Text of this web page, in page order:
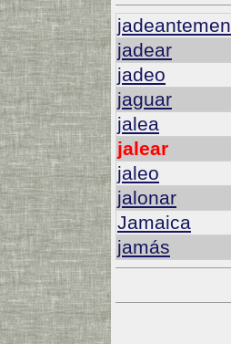
jadear
jadeo
jaguar
jalea
jalear
jaleo
jalonar
Jamaica
jamás